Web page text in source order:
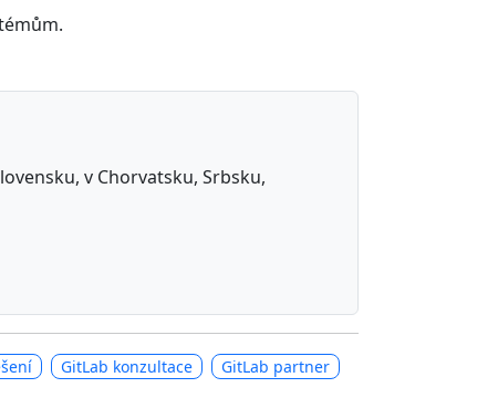
v Chorvatsku, Srbsku,
GitLab konzultace GitLab partner